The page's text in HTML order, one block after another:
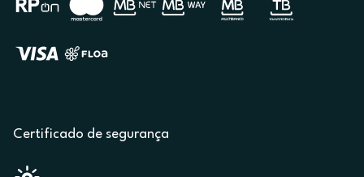
Certificado de segurança